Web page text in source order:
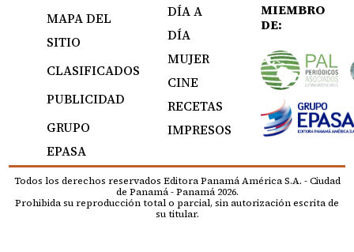
MAPA DEL
SITIO
CLASIFICADOS
PUBLICIDAD
GRUPO
EPASA
DÍA A
DÍA
MUJER
CINE
RECETAS
IMPRESOS
MIEMBRO
DE:
Todos los derechos reservados Editora Panamá América S.A. - Ciudad
de Panamá - Panamá 2026.
Prohibida su reproducción total o parcial, sin autorización escrita de
su titular.